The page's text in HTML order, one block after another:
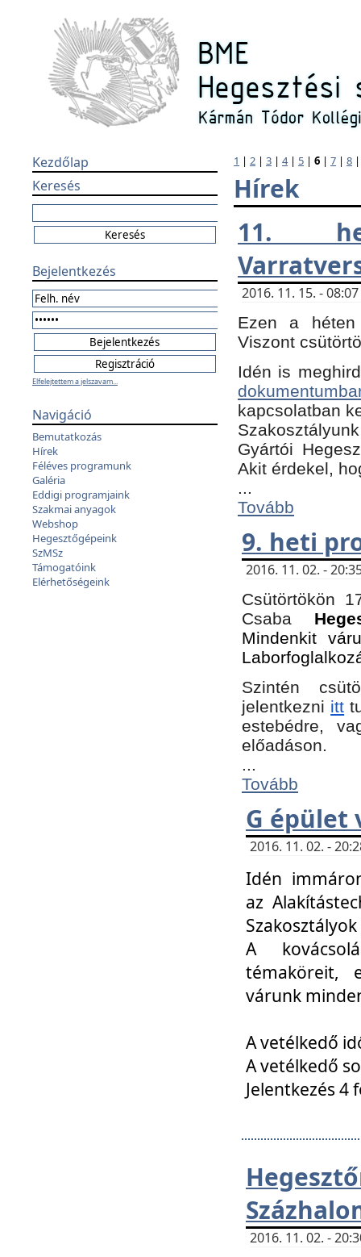
Kezdőlap
Keresés
Bejelentkezés
Elfelejtettem a jelszavam...
Navigáció
Bemutatkozás
Hírek
Féléves programunk
Galéria
Eddigi programjaink
Szakmai anyagok
Webshop
Hegesztőgépeink
SzMSz
Támogatóink
Elérhetőségeink
1 | 2 | 3 | 4| 5 | 6 | 7 | 8
Hírek
11.
2016. 11. 15. -
Ezen a héten
Viszont
Idén is
kapcsolatban
Gyártói
Akit érdekel,
...
Tovább
9. heti
2016. 11. 02. -
Csütörtökön
Csaba
Mindenkit
Szintén
jelentkezni itt
estebédre,
előadáson.
...
Tovább
G épület
2016. 11. 02. -
Idén
az
A
témaköreit,
várunk
A vetélkedő
A vetélkedő
Jelentkezés 4
2016. 11. 02. -